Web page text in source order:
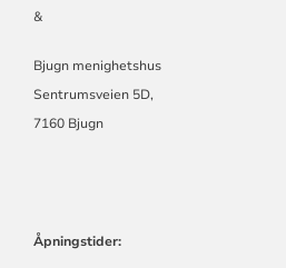
&
Bjugn menighetshus
Sentrumsveien 5D,
7160 Bjugn
Åpningstider: